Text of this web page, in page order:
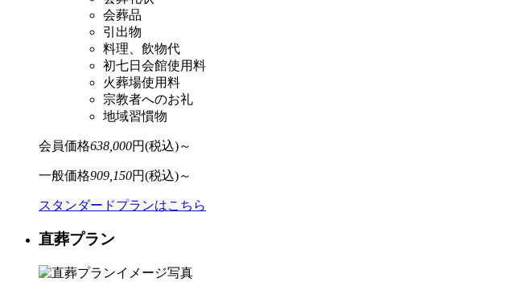
会葬品
引出物
料理、飲物代
初七日会館使用料
火葬場使用料
宗教者へのお礼
地域習慣物
会員価格638,000円(税込)～
一般価格909,150円(税込)～
スタンダードプランはこちら
直葬プラン